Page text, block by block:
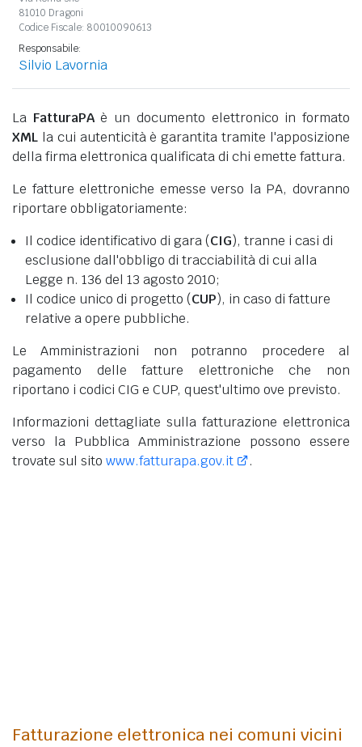
81010 Dragoni
Codice Fiscale: 80010090613
Responsabile:
Silvio Lavornia
La FatturaPAè un documento elettronico in formato
XML la cui autenticità è garantita tramite l'apposizione
della firma elettronica qualificata di chi emette fattura.
Le fatture elettroniche emesse verso la PA, dovranno
riportare obbligatoriamente:
Il codice identificativo di gara (CIG), tranne i casi di
esclusione dall'obbligo di tracciabilità di cui alla
Legge n. 136 del 13 agosto 2010;
Il codice unico di progetto (CUP), in caso di fatture
relative a opere pubbliche.
Le Amministrazioni non potranno procedere al
pagamento delle fatture elettroniche che non
riportano i codici CIG e CUP, quest'ultimo ove previsto.
Informazioni dettagliate sulla fatturazione elettronica
verso la Pubblica Amministrazione possono essere
trovate sul sito www.fatturapa.gov.it .
Fatturazione elettronica nei comuni vicini